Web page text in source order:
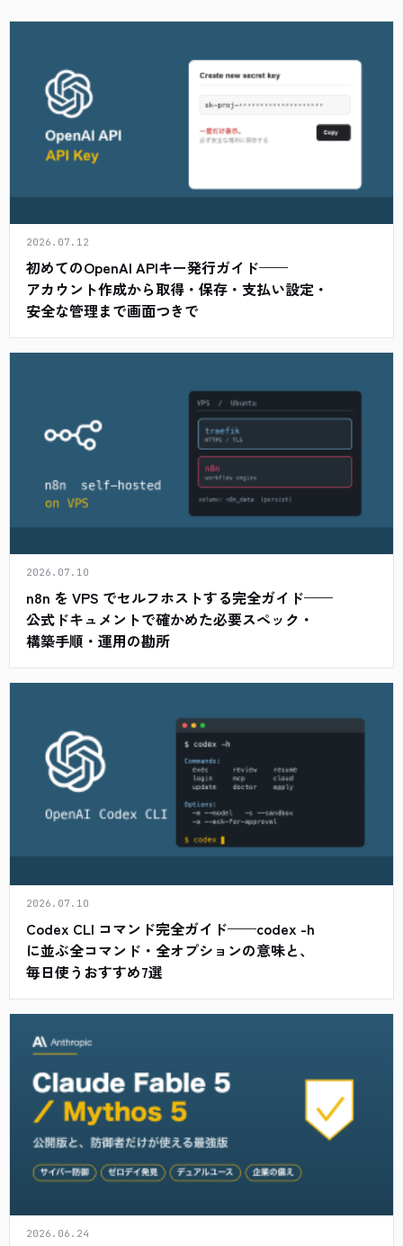
2026.07.12
初めてのOpenAI APIキー発行ガイド——
アカウント作成から取得・保存・支払い設定・
安全な管理まで画面つきで
2026.07.10
n8n を VPS でセルフホストする完全ガイド——
公式ドキュメントで確かめた必要スペック・
構築手順・運用の勘所
2026.07.10
Codex CLI コマンド完全ガイド——codex -h
に並ぶ全コマンド・全オプションの意味と、
毎日使うおすすめ7選
2026.06.24